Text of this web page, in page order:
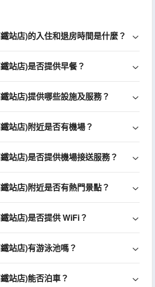
站店)的入住和退房時間是什麼？
站店)是否提供早餐？
站店)提供哪些設施及服務？
站店)附近是否有機場？
站店)是否提供機場接送服務？
站店)附近是否有熱門景點？
站店)是否提供 WiFi？
站店)有游泳池嗎？
站店)能否泊車？